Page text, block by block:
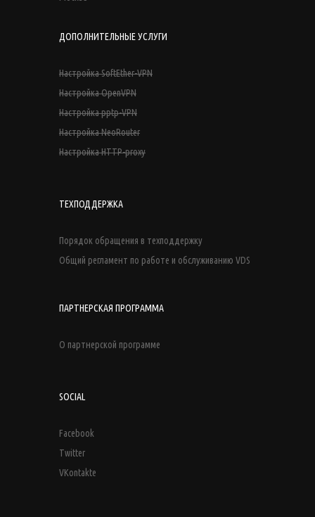
ДОПОЛНИТЕЛЬНЫЕ УСЛУГИ
Настройка SoftEther-VPN
Настройка OpenVPN
Настройка pptp-VPN
Настройка NeoRouter
Настройка HTTP-proxy
ТЕХПОДДЕРЖКА
Порядок обращения в техподдержку
Общий регламент по работе и обслуживанию VDS
ПАРТНЕРСКАЯ ПРОГРАММА
О партнерской программе
SOCIAL
Facebook
Twitter
VKontakte